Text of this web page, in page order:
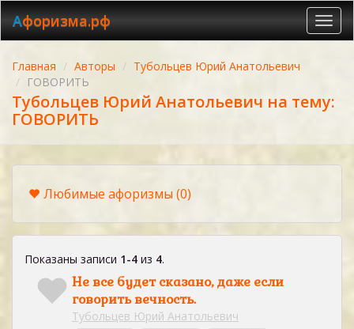
Афоризма.рф
Главная Авторы
Тубольцев Юрий Анатольевич
ГОВОРИТЬ
Тубольцев Юрий Анатольевич на тему:
ГОВОРИТЬ
Любимые афоризмы (0)
Показаны записи 1-4 из 4.
Не все будет сказано, даже если
говорить вечность.
Тубольцев Юрий Анатольевич